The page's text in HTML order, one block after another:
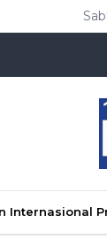
Internasional